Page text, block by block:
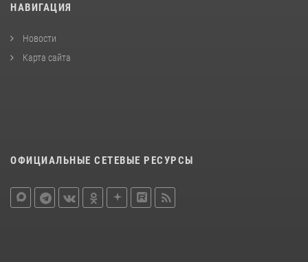
НАВИГАЦИЯ
Новости
Карта сайта
ОФИЦИАЛЬНЫЕ СЕТЕВЫЕ РЕСУРСЫ